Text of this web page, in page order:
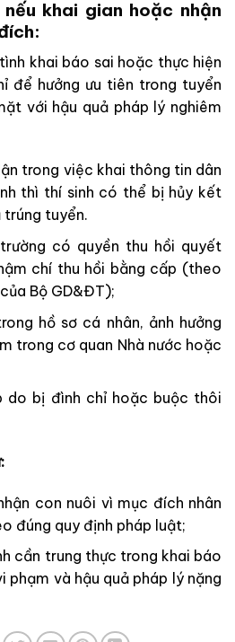
khai gian hoặc nhận
khai báo sai hoặc thực hiện
để hưởng ưu tiên trong tuyển
với hậu quả pháp lý nghiêm
trong việc khai thông tin dân
thì thí sinh có thể bị hủy kết
trúng tuyển.
có quyền thu hồi quyết
chí thu hồi bằng cấp (theo
Bộ GD&ĐT);
hồ sơ cá nhân, ảnh hưởng
trong cơ quan Nhà nước hoặc
do bị đình chỉ hoặc buộc thôi
con nuôi vì mục đích nhân
đúng quy định pháp luật;
cần trung thực trong khai báo
phạm và hậu quả pháp lý nặng